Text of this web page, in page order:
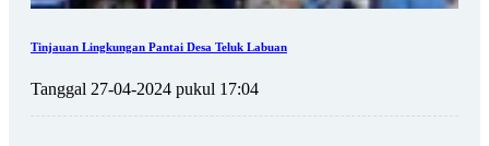
Tinjauan Lingkungan Pantai Desa Teluk Labuan
Tanggal 27-04-2024 pukul 17:04